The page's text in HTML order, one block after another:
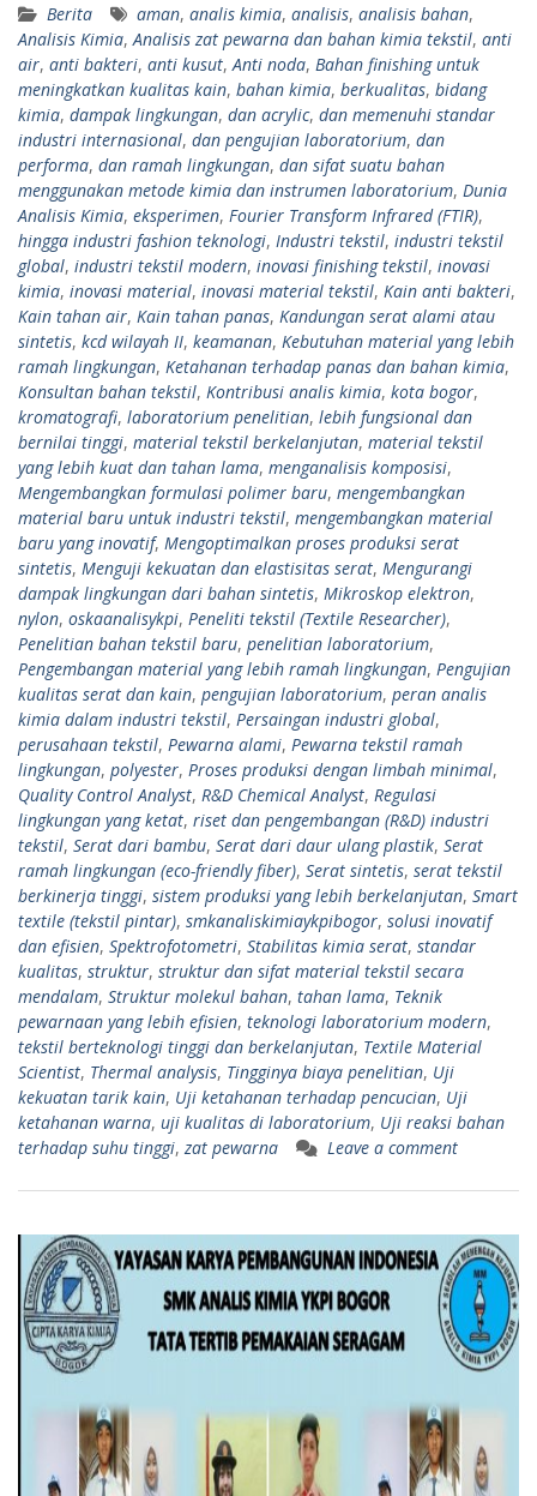
Berita aman, analis kimia, analisis, analisis bahan,
Analisis Kimia, Analisis zat pewarna dan bahan kimia tekstil, anti
air, anti bakteri, anti kusut, Anti noda, Bahan finishing untuk
meningkatkan kualitas kain, bahan kimia, berkualitas, bidang
kimia, dampak lingkungan, dan acrylic, dan memenuhi standar
industri internasional, dan pengujian laboratorium, dan
performa, dan ramah lingkungan, dan sifat suatu bahan
menggunakan metode kimia dan instrumen laboratorium, Dunia
Analisis Kimia, eksperimen, Fourier Transform Infrared (FTIR),
hingga industri fashion teknologi, Industri tekstil, industri tekstil
global, industri tekstil modern, inovasi finishing tekstil, inovasi
kimia, inovasi material, inovasi material tekstil, Kain anti bakteri,
Kain tahan air, Kain tahan panas, Kandungan serat alami atau
sintetis, kcd wilayah II, keamanan, Kebutuhan material yang lebih
ramah lingkungan, Ketahanan terhadap panas dan bahan kimia,
Konsultan bahan tekstil, Kontribusi analis kimia, kota bogor,
kromatografi, laboratorium penelitian, lebih fungsional dan
bernilai tinggi, material tekstil berkelanjutan, material tekstil
yang lebih kuat dan tahan lama, menganalisis komposisi,
Mengembangkan formulasi polimer baru, mengembangkan
material baru untuk industri tekstil, mengembangkan material
baru yang inovatif, Mengoptimalkan proses produksi serat
sintetis, Menguji kekuatan dan elastisitas serat, Mengurangi
dampak lingkungan dari bahan sintetis, Mikroskop elektron,
nylon, oskaanalisykpi, Peneliti tekstil (Textile Researcher),
Penelitian bahan tekstil baru, penelitian laboratorium,
Pengembangan material yang lebih ramah lingkungan, Pengujian
kualitas serat dan kain, pengujian laboratorium, peran analis
kimia dalam industri tekstil, Persaingan industri global,
perusahaan tekstil, Pewarna alami, Pewarna tekstil ramah
lingkungan, polyester, Proses produksi dengan limbah minimal,
Quality Control Analyst, R&D Chemical Analyst, Regulasi
lingkungan yang ketat, riset dan pengembangan (R&D) industri
tekstil, Serat dari bambu, Serat dari daur ulang plastik, Serat
ramah lingkungan (eco-friendly fiber), Serat sintetis, serat tekstil
berkinerja tinggi, sistem produksi yang lebih berkelanjutan, Smart
textile (tekstil pintar), smkanaliskimiaykpibogor, solusi inovatif
dan efisien, Spektrofotometri, Stabilitas kimia serat, standar
kualitas, struktur, struktur dan sifat material tekstil secara
mendalam, Struktur molekul bahan, tahan lama, Teknik
pewarnaan yang lebih efisien, teknologi laboratorium modern,
tekstil berteknologi tinggi dan berkelanjutan, Textile Material
Scientist, Thermal analysis, Tingginya biaya penelitian, Uji
kekuatan tarik kain, Uji ketahanan terhadap pencucian, Uji
ketahanan warna, uji kualitas di laboratorium, Uji reaksi bahan
terhadap suhu tinggi, zat pewarna Leave a comment